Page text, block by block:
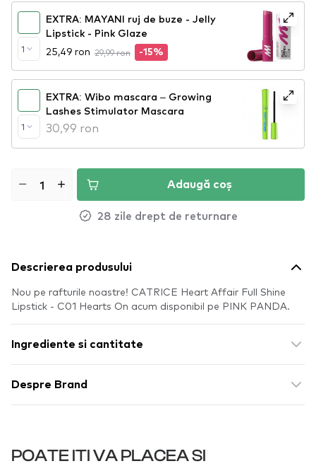
1
EXTRA: MAYANI ruj de buze - Jelly
Lipstick - Pink Glaze
25,49 ron 29,99 ron -15%
1
EXTRA: Wibo mascara – Growing
Lashes Stimulator Mascara
30,99 ron
Adaugă coș
28 zile drept de returnare
Descrierea produsului
Nou pe rafturile noastre! CATRICE Heart Affair Full Shine
Lipstick - C01 Hearts On acum disponibil pe PINK PANDA.
Ingrediente si cantitate
Despre Brand
POATE ITI VA PLACEA SI